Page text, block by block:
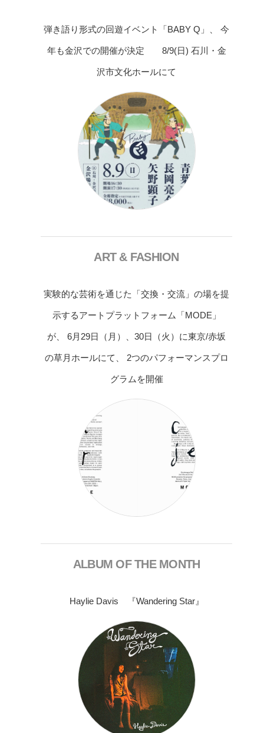
弾き語り形式の回遊イベント「BABY Q」、 今
年も金沢での開催が決定 8/9(日) 石川・金
沢市文化ホールにて
ART & FASHION
実験的な芸術を通じた「交換・交流」の場を提
示するアートプラットフォーム「MODE」
が、 6月29日（月）、30日（火）に東京/赤坂
の草月ホールにて、 2つのパフォーマンスプロ
グラムを開催
ALBUM OF THE MONTH
Haylie Davis 『Wandering Star』